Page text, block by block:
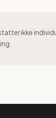
ikke